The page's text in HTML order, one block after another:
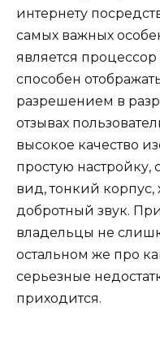
интернету
самых важных
является
способен
разрешением в
отзывах
высокое качество
простую
вид, тонкий
добротный звук.
владельцы не
остальном же про
серьезные
приходится.